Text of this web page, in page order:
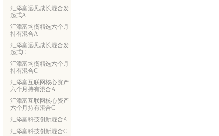
汇添富远见成长混合发
起式A
汇添富均衡精选六个月
持有混合A
汇添富远见成长混合发
起式C
汇添富均衡精选六个月
持有混合C
汇添富互联网核心资产
六个月持有混合A
汇添富互联网核心资产
六个月持有混合C
汇添富科技创新混合A
汇添富科技创新混合C